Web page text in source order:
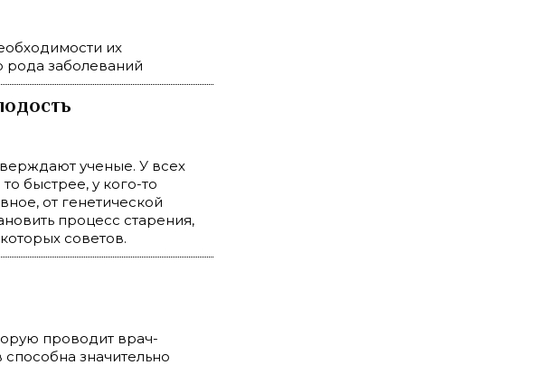
их
рода заболеваний
ученые. У всех
быстрее, у кого-то
от генетической
процесс старения,
советов.
проводит врач-
значительно